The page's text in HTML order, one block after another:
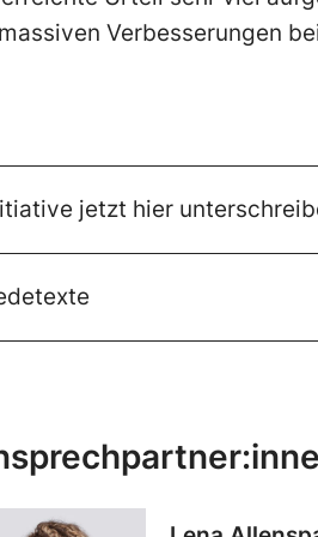
Verbesserungen
jetzt hier